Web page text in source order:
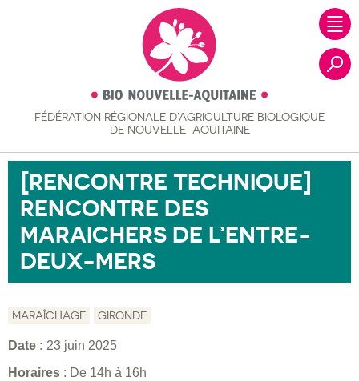
FÉDÉRATION RÉGIONALE D’AGRICULTURE BIOLOGIQUE
DE NOUVELLE-AQUITAINE
[RENCONTRE TECHNIQUE]
RENCONTRE DES
MARAICHERS DE L’ENTRE-
DEUX-MERS
MARAÎCHAGE GIRONDE
Date : 23 juin 2025
Horaires : De 14h à 16h